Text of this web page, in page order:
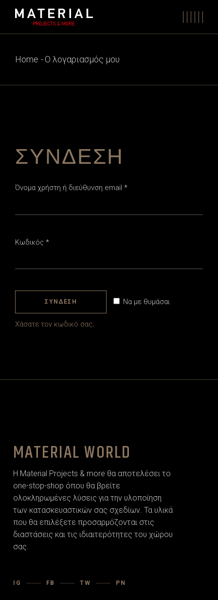
Home Ο λογαριασμός μου
ΣΎΝΔΕΣΗ
Όνομα χρήστη ή διεύθυνση email*Απαιτείται
Κωδικός*Απαιτείται
Να με θυμάσαι
ΣΎΝΔΕΣΗ
Χάσατε τον κωδικό σας;
MATERIAL WORLD
Η Material Projects & more θα αποτελέσει το
one-stop-shop όπου θα βρείτε
ολοκληρωμένες λύσεις για την υλοποίηση
των κατασκευαστικών σας σχεδίων. Τα υλικά
που θα επιλέξετε προσαρµόζονται στις
διαστάσεις και τις ιδιαιτερότητες του χώρου
σας.
IG FB TW PN